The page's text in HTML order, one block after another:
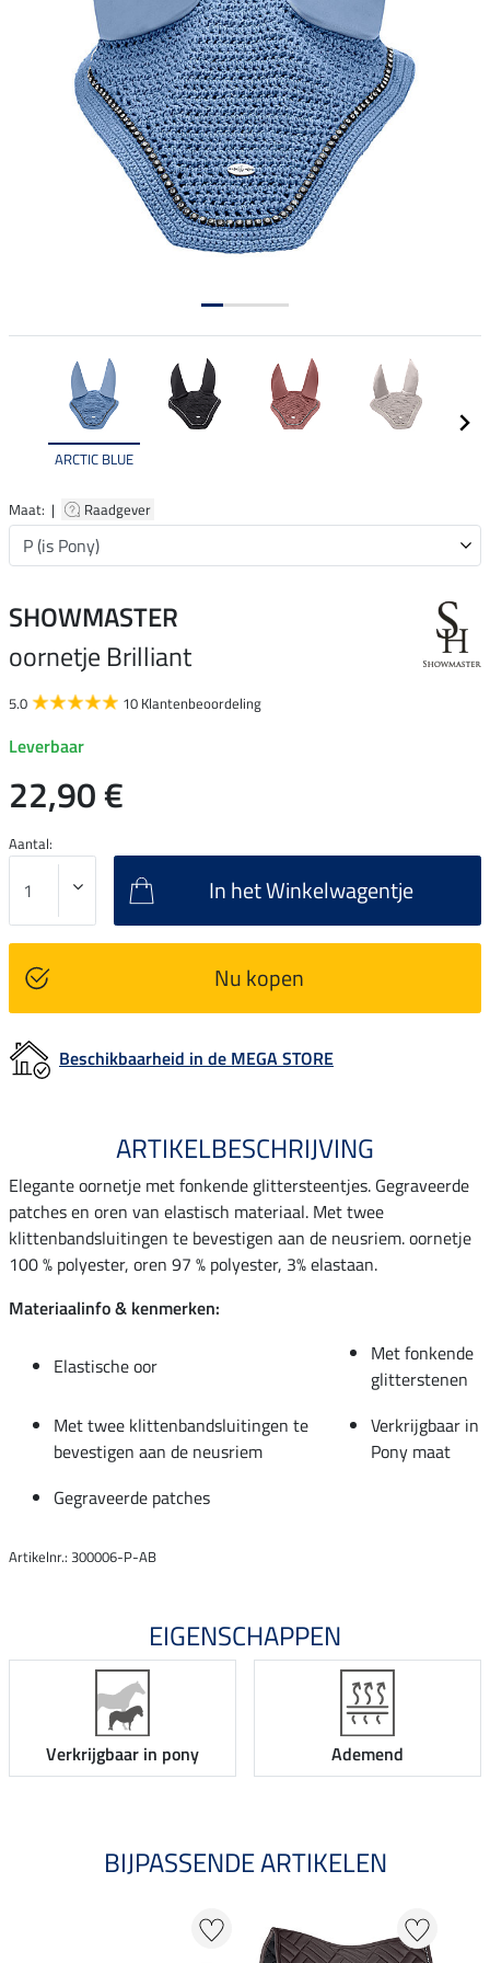
ARCTIC BLUE
Maat: | Raadgever
SHOWMASTER
oornetje Brilliant
5.0 10 Klantenbeoordeling
Leverbaar
22,90 €
Aantal:
In het Winkelwagentje
Nu kopen
Beschikbaarheid in de MEGA STORE
ARTIKELBESCHRIJVING
Elegante oornetje met fonkende glittersteentjes. Gegraveerde
patches en oren van elastisch materiaal. Met twee
klittenbandsluitingen te bevestigen aan de neusriem. oornetje
100 % polyester, oren 97 % polyester, 3% elastaan.
Materiaalinfo & kenmerken:
Elastische oor
Met fonkende
glitterstenen
Met twee klittenbandsluitingen te
bevestigen aan de neusriem
Verkrijgbaar in
Pony maat
Gegraveerde patches
Artikelnr.: 300006-P-AB
EIGENSCHAPPEN
Verkrijgbaar in pony Ademend
BIJPASSENDE ARTIKELEN